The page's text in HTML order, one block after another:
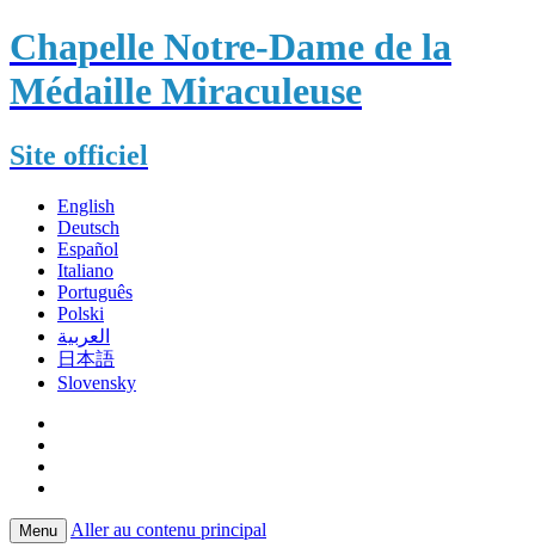
Chapelle Notre-Dame de la
Médaille Miraculeuse
Site officiel
English
Deutsch
Español
Italiano
Português
Polski
العربية
日本語
Slovensky
Menu Aller au contenu principal